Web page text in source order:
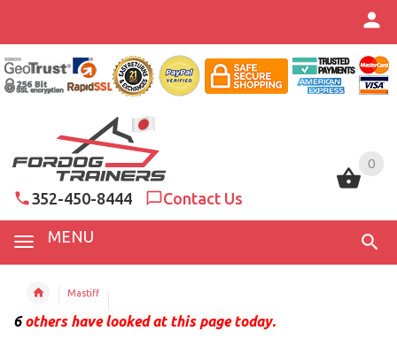
0
352-450-8444 Contact Us
MENU
0
Mastiff
6others have looked at this page today.